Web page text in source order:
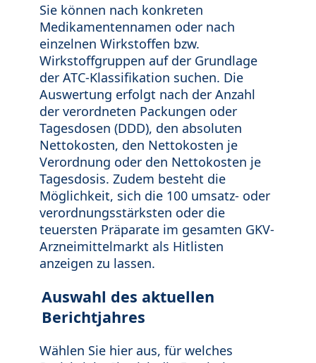
Sie können nach konkreten
Medikamentennamen oder nach
einzelnen Wirkstoffen bzw.
Wirkstoffgruppen auf der Grundlage
der ATC-Klassifikation suchen. Die
Auswertung erfolgt nach der Anzahl
der verordneten Packungen oder
Tagesdosen (DDD), den absoluten
Nettokosten, den Nettokosten je
Verordnung oder den Nettokosten je
Tagesdosis. Zudem besteht die
Möglichkeit, sich die 100 umsatz- oder
verordnungsstärksten oder die
teuersten Präparate im gesamten GKV-
Arzneimittelmarkt als Hitlisten
anzeigen zu lassen.
Auswahl des aktuellen
Berichtjahres
Wählen Sie hier aus, für welches